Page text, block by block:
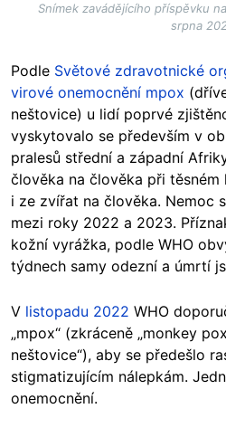
Snímek zavádějícího příspěvku
srpna
Podle Světové zdravotnické
virové onemocnění mpox
neštovice) u lidí poprvé
vyskytovalo se především v
pralesů střední a západní
člověka na člověka při
i ze zvířat na člověka. Nemoc
mezi roky 2022 a 2023.
kožní vyrážka, podle WHO
týdnech samy odezní a úmrtí
V listopadu 2022 WHO
„mpox“ (zkráceně „monkey
neštovice“), aby se předešlo
stigmatizujícím nálepkám.
onemocnění.